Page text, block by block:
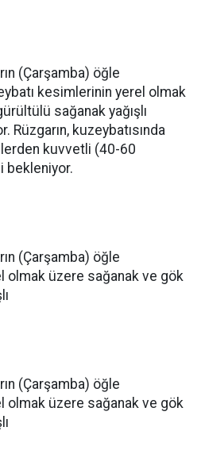
(Çarşamba) öğle
kesimlerinin yerel olmak
sağanak yağışlı
kuzeybatısında
kuvvetli (40-60
bekleniyor.
(Çarşamba) öğle
olmak üzere sağanak ve gök
(Çarşamba) öğle
olmak üzere sağanak ve gök